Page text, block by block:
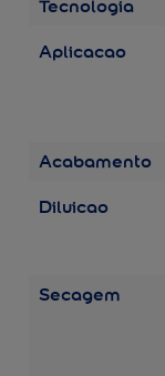
Aplicacao
Acabamento
Diluicao
Secagem